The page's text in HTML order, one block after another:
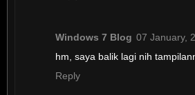
Windows 7 Blog 07 January,
hm, saya balik lagi nih
Reply